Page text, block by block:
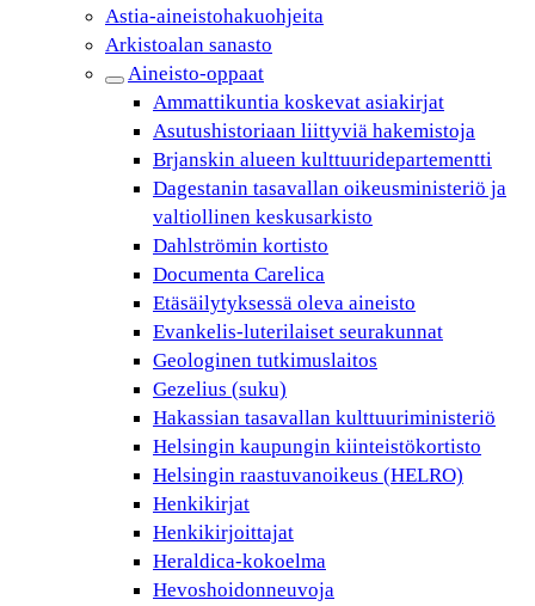
Astia-aineistohakuohjeita
Arkistoalan sanasto
Aineisto-oppaat
Ammattikuntia koskevat asiakirjat
Asutushistoriaan liittyviä hakemistoja
Brjanskin alueen kulttuuridepartementti
Dagestanin tasavallan oikeusministeriö ja
valtiollinen keskusarkisto
Dahlströmin kortisto
Documenta Carelica
Etäsäilytyksessä oleva aineisto
Evankelis-luterilaiset seurakunnat
Geologinen tutkimuslaitos
Gezelius (suku)
Hakassian tasavallan kulttuuriministeriö
Helsingin kaupungin kiinteistökortisto
Helsingin raastuvanoikeus (HELRO)
Henkikirjat
Henkikirjoittajat
Heraldica-kokoelma
Hevoshoidonneuvoja